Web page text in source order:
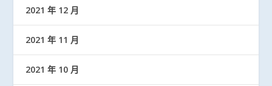
2021 年 12 月
2021 年 11 月
2021 年 10 月